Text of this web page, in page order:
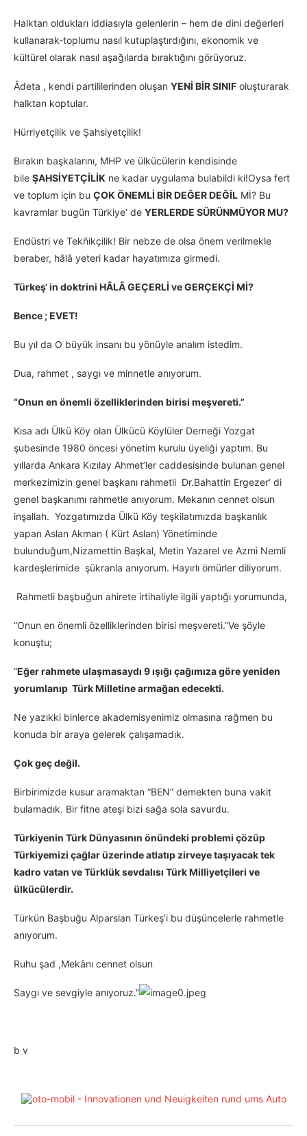
Halktan oldukları iddiasıyla gelenlerin – hem de dini değerleri
kullanarak-toplumu nasıl kutuplaştırdığını, ekonomik ve
kültürel olarak nasıl aşağılarda bıraktığını görüyoruz.
Âdeta , kendi partililerinden oluşan YENİ BİR SINIF oluşturarak
halktan koptular.
Hürriyetçilik ve Şahsiyetçilik!
Bırakın başkalarını, MHP ve ülkücülerin kendisinde
bile ŞAHSİYETÇİLİK ne kadar uygulama bulabildi ki!Oysa fert
ve toplum için bu ÇOK ÖNEMLİ BİR DEĞER DEĞİL Mİ? Bu
kavramlar bugün Türkiye‘ de YERLERDE SÜRÜNMÜYOR MU?
Endüstri ve Tekñikçilik! Bir nebze de olsa önem verilmekle
beraber, hâlâ yeteri kadar hayatımıza girmedi.
Türkeş‘ in doktrini HÂLÂ GEÇERLİ ve GERÇEKÇİ Mİ?
Bence ; EVET!
Bu yıl da O büyük insanı bu yönüyle analım istedim.
Dua, rahmet , saygı ve minnetle anıyorum.
“Onun en önemli özelliklerinden birisi meşvereti.”
Kısa adı Ülkü Köy olan Ülkücü Köylüler Derneği Yozgat
şubesinde 1980 öncesi yönetim kurulu üyeliği yaptım. Bu
yıllarda Ankara Kızılay Ahmet’ler caddesisinde bulunan genel
merkezimizin genel başkanı rahmetli Dr.Bahattin Ergezer‘ di
genel başkanımı rahmetle anıyorum. Mekanın cennet olsun
inşallah. Yozgatımızda Ülkü Köy teşkilatımızda başkanlık
yapan Aslan Akman ( Kürt Aslan) Yönetiminde
bulunduğum,Nizamettin Başkal, Metin Yazarel ve Azmi Nemli
kardeşlerimide şükranla anıyorum. Hayırlı ömürler diliyorum.
Rahmetli başbuğun ahirete irtihaliyle ilgili yaptığı yorumunda,
“Onun en önemli özelliklerinden birisi meşvereti.”Ve şöyle
konuştu;
“Eğer rahmete ulaşmasaydı 9 ışığı çağımıza göre yeniden
yorumlanıp Türk Milletine armağan edecekti.
Ne yazıkki binlerce akademisyenimiz olmasına rağmen bu
konuda bir araya gelerek çalışamadık.
Çok geç değil.
Birbirimizde kusur aramaktan “BEN” demekten buna vakit
bulamadık. Bir fitne ateşi bizi sağa sola savurdu.
Türkiyenin Türk Dünyasının önündeki problemi çözüp
Türkiyemizi çağlar üzerinde atlatıp zirveye taşıyacak tek
kadro vatan ve Türklük sevdalısı Türk Milliyetçileri ve
ülkücülerdir.
Türkün Başbuğu Alparslan Türkeş’i bu düşüncelerle rahmetle
anıyorum.
Ruhu şad ,Mekânı cennet olsun
Saygı ve sevgiyle anıyoruz.”
b v